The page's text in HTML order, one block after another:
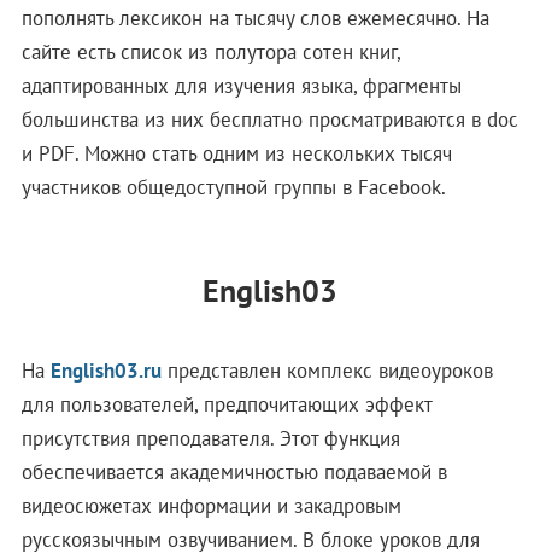
пополнять лексикон на тысячу слов ежемесячно. На
сайте есть список из полутора сотен книг,
адаптированных для изучения языка, фрагменты
большинства из них бесплатно просматриваются в doc
и PDF. Можно стать одним из нескольких тысяч
участников общедоступной группы в Facebook.
English03
На English03.ruпредставлен комплекс видеоуроков
для пользователей, предпочитающих эффект
присутствия преподавателя. Этот функция
обеспечивается академичностью подаваемой в
видеосюжетах информации и закадровым
русскоязычным озвучиванием. В блоке уроков для